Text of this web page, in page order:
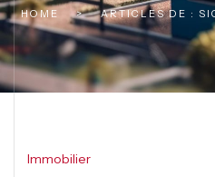
HOME > ARTICLES DE :
Immobilier